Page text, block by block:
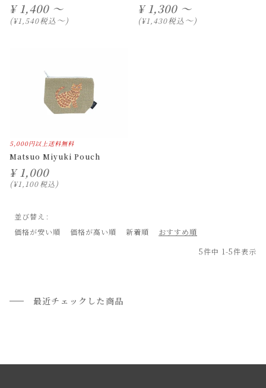
¥ 1,400 ～
¥1,540税込〜
¥ 1,300 ～
¥1,430税込〜
5,000円以上送料無料
Matsuo Miyuki Pouch
¥ 1,000
¥1,100税込
並び替え
価格が安い順
価格が高い順 新着順
おすすめ順
5件中 1-5件表示
最近チェックした商品